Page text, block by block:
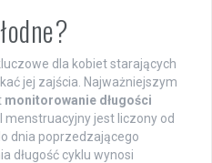
dla kobiet starających
jej zajścia. Najważniejszym
monitorowanie długości
menstruacyjny jest liczony od
dnia poprzedzającego
długość cyklu wynosi